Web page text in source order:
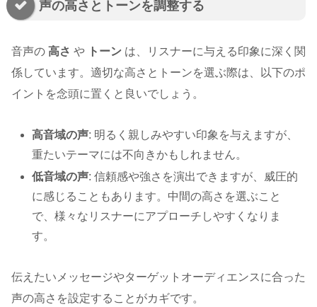
声の高さとトーンを調整する
音声の 高さ や トーン は、リスナーに与える印象に深く関
係しています。適切な高さとトーンを選ぶ際は、以下のポ
イントを念頭に置くと良いでしょう。
高音域の声: 明るく親しみやすい印象を与えますが、
重たいテーマには不向きかもしれません。
低音域の声: 信頼感や強さを演出できますが、威圧的
に感じることもあります。中間の高さを選ぶこと
で、様々なリスナーにアプローチしやすくなりま
す。
伝えたいメッセージやターゲットオーディエンスに合った
声の高さを設定することがカギです。